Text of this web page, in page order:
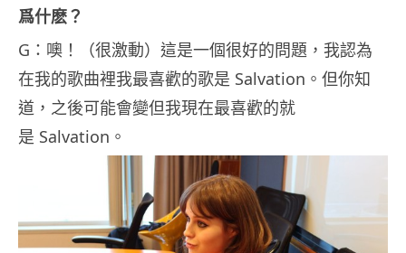
爲什麽？
G：噢！（很激動）這是一個很好的問題，我認為
在我的歌曲裡我最喜歡的歌是 Salvation。但你知
道，之後可能會變但我現在最喜歡的就
是 Salvation。